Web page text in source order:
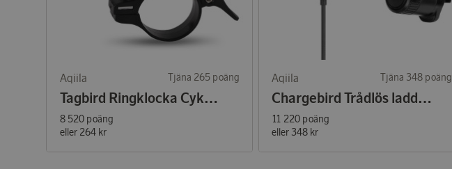
Aqiila Tjäna 265 poäng
Tagbird Ringklocka Cykel iOS & Android 1-P
8 520 poäng
eller 264 kr
Aqiila Tjäna 348 poäng
Chargebird Trådlös laddare med bilfäste
11 220 poäng
eller 348 kr